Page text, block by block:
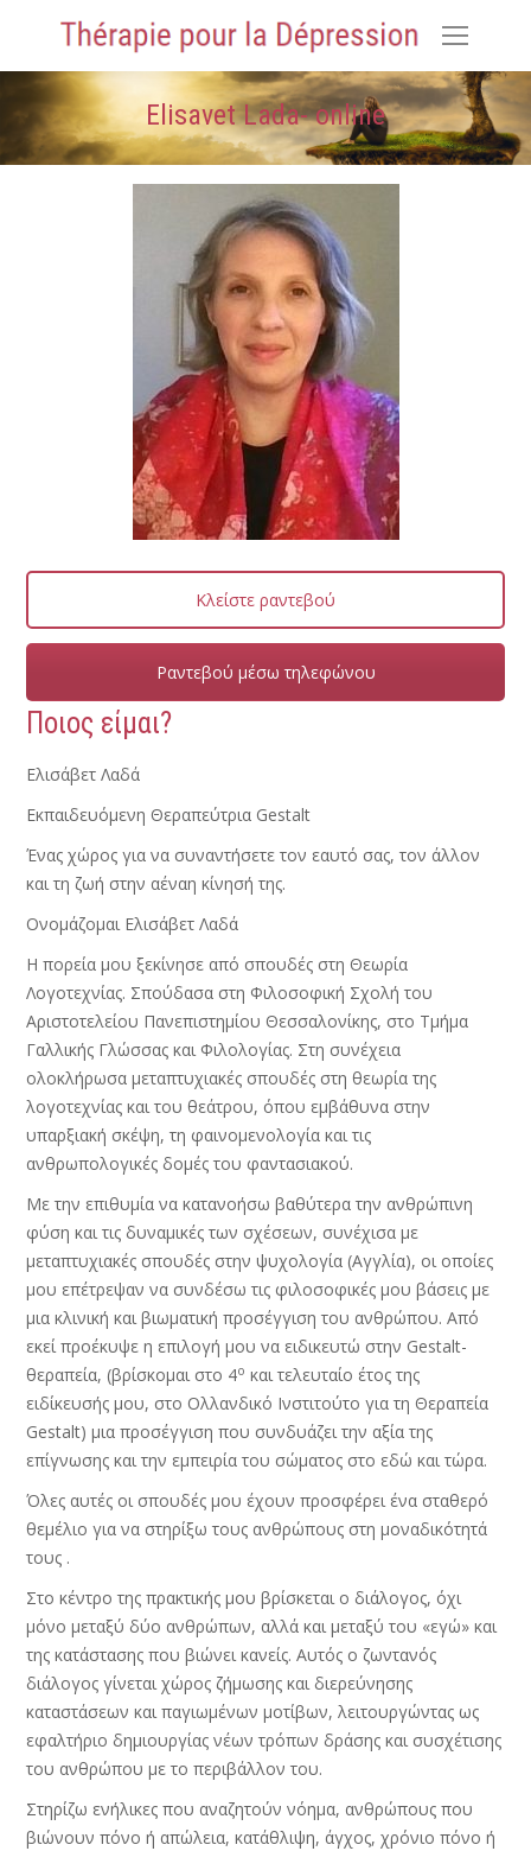
Elisavet Lada- online
Ποιος είμαι?
Ελισάβετ Λαδά
Εκπαιδευόμενη Θεραπεύτρια Gestalt
Ένας χώρος για να συναντήσετε τον εαυτό σας, τον άλλον
και τη ζωή στην αέναη κίνησή της.
Ονομάζομαι Ελισάβετ Λαδά
Η πορεία μου ξεκίνησε από σπουδές στη Θεωρία
Λογοτεχνίας. Σπούδασα στη Φιλοσοφική Σχολή του
Αριστοτελείου Πανεπιστημίου Θεσσαλονίκης, στο Τμήμα
Γαλλικής Γλώσσας και Φιλολογίας. Στη συνέχεια
ολοκλήρωσα μεταπτυχιακές σπουδές στη θεωρία της
λογοτεχνίας και του θεάτρου, όπου εμβάθυνα στην
υπαρξιακή σκέψη, τη φαινομενολογία και τις
ανθρωπολογικές δομές του φαντασιακού.
Με την επιθυμία να κατανοήσω βαθύτερα την ανθρώπινη
φύση και τις δυναμικές των σχέσεων, συνέχισα με
μεταπτυχιακές σπουδές στην ψυχολογία (Αγγλία), οι οποίες
μου επέτρεψαν να συνδέσω τις φιλοσοφικές μου βάσεις με
μια κλινική και βιωματική προσέγγιση του ανθρώπου. Από
εκεί προέκυψε η επιλογή μου να ειδικευτώ στην Gestalt-
θεραπεία, (βρίσκομαι στο 4ο και τελευταίο έτος της
ειδίκευσής μου, στο Ολλανδικό Ινστιτούτο για τη Θεραπεία
Gestalt) μια προσέγγιση που συνδυάζει την αξία της
επίγνωσης και την εμπειρία του σώματος στο εδώ και τώρα.
Όλες αυτές οι σπουδές μου έχουν προσφέρει ένα σταθερό
θεμέλιο για να στηρίξω τους ανθρώπους στη μοναδικότητά
τους .
Στo κέντρο της πρακτικής μου βρίσκεται ο διάλογος, όχι
μόνο μεταξύ δύο ανθρώπων, αλλά και μεταξύ του «εγώ» και
της κατάστασης που βιώνει κανείς. Αυτός ο ζωντανός
διάλογος γίνεται χώρος ζήμωσης και διερεύνησης
καταστάσεων και παγιωμένων μοτίβων, λειτουργώντας ως
εφαλτήριο δημιουργίας νέων τρόπων δράσης και συσχέτισης
του ανθρώπου με το περιβάλλον του.
Στηρίζω ενήλικες που αναζητούν νόημα, ανθρώπους που
βιώνουν πόνο ή απώλεια, κατάθλιψη, άγχος, χρόνιο πόνο ή
Κλείστε ραντεβού
Ραντεβού μέσω τηλεφώνου